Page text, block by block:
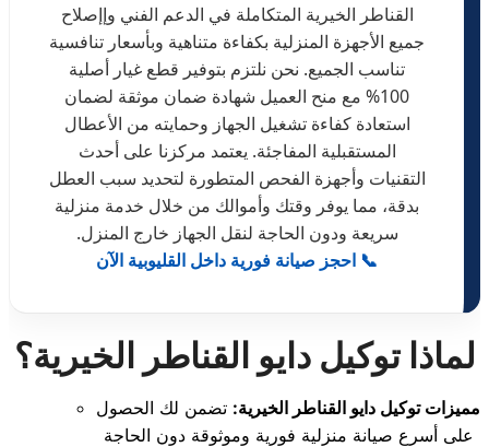
القناطر الخيرية المتكاملة في الدعم الفني وإإصلاح
جميع الأجهزة المنزلية بكفاءة متناهية وبأسعار تنافسية
تناسب الجميع. نحن نلتزم بتوفير قطع غيار أصلية
100% مع منح العميل شهادة ضمان موثقة لضمان
استعادة كفاءة تشغيل الجهاز وحمايته من الأعطال
المستقبلية المفاجئة. يعتمد مركزنا على أحدث
التقنيات وأجهزة الفحص المتطورة لتحديد سبب العطل
بدقة، مما يوفر وقتك وأموالك من خلال خدمة منزلية
سريعة ودون الحاجة لنقل الجهاز خارج المنزل.
📞 احجز صيانة فورية داخل القليوبية الآن
لماذا توكيل دايو القناطر الخيرية؟
مميزات توكيل دايو القناطر الخيرية: تضمن لك الحصول
على أسرع صيانة منزلية فورية وموثوقة دون الحاجة